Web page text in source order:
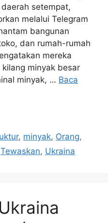
setempat,
melalui Telegram
bangunan
dan rumah-rumah
mereka
minyak besar
minyak, … Baca
, minyak, Orang,
Tewaskan, Ukraina